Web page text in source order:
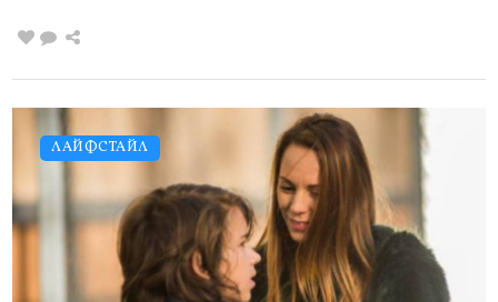
ЛАЙФСТАЙЛ